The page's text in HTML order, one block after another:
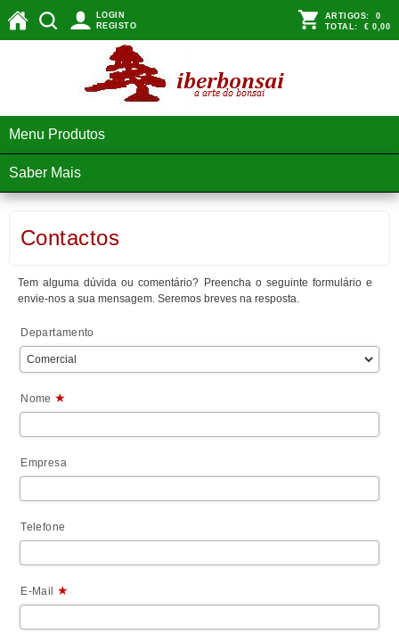
LOGIN
REGISTO
ARTIGOS: 0
TOTAL: € 0,00
Menu Produtos
Saber Mais
Contactos
Tem alguma dúvida ou comentário? Preencha o seguinte formulário e
envie-nos a sua mensagem. Seremos breves na resposta.
Departamento
Nome ★
Empresa
Telefone
E-Mail ★